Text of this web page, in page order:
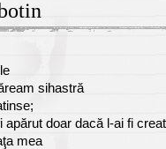
sihastră
apărut doar dacă l-ai fi
mea